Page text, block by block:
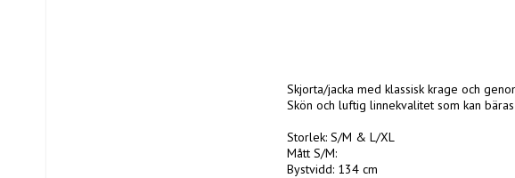
Skjorta/jacka med klassisk krage och
Skön och luftig linnekvalitet som kan
Storlek: S/M & L/XL
Mått S/M:
Bystvidd: 134 cm